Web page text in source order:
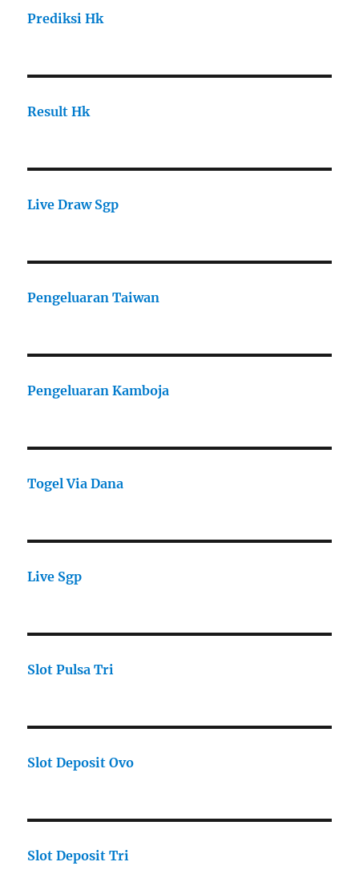
Prediksi Hk
Result Hk
Live Draw Sgp
Pengeluaran Taiwan
Pengeluaran Kamboja
Togel Via Dana
Live Sgp
Slot Pulsa Tri
Slot Deposit Ovo
Slot Deposit Tri